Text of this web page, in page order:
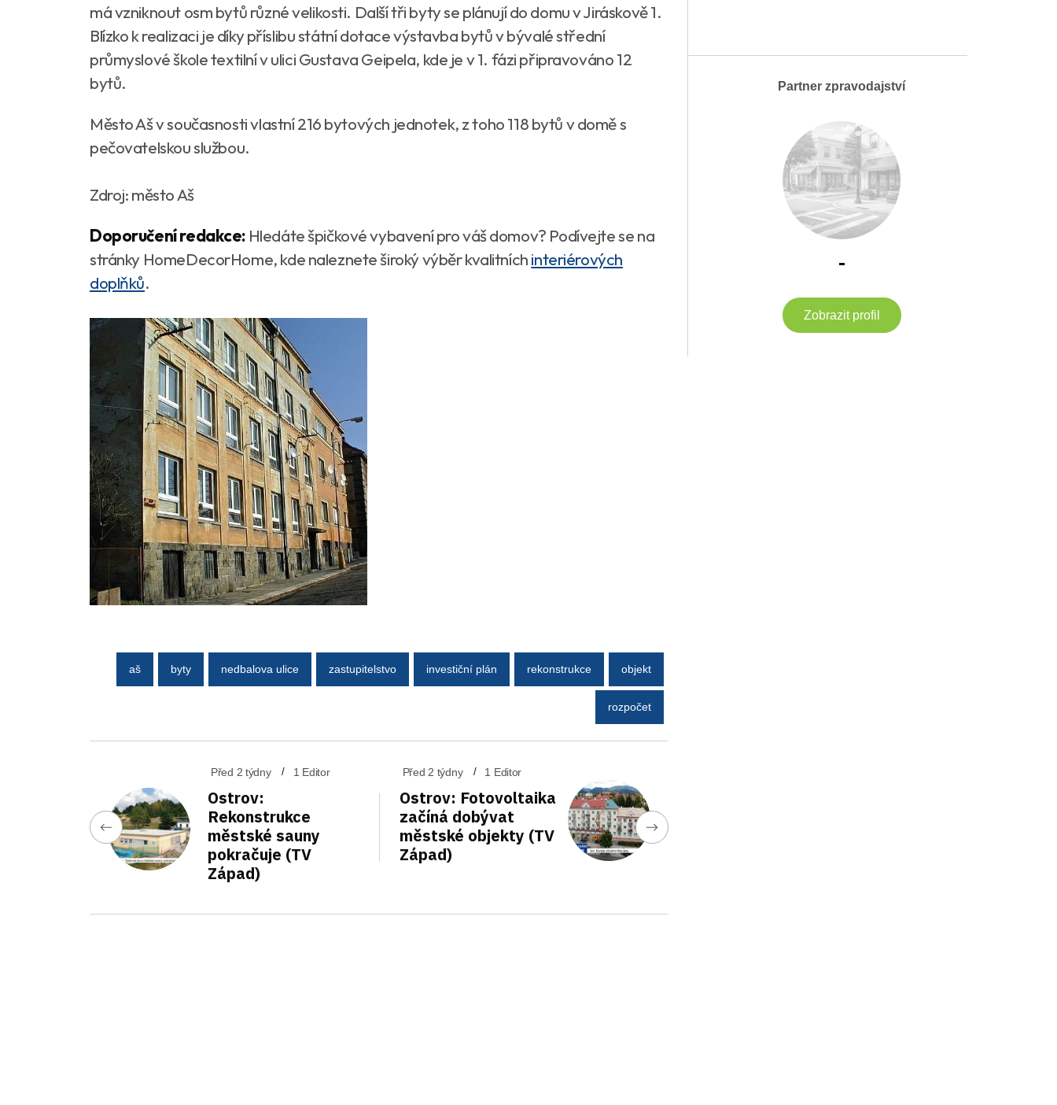
má vzniknout osm bytů různé velikosti. Další tři byty se plánují do domu v Jiráskově 1.
Blízko k realizaci je díky příslibu státní dotace výstavba bytů v bývalé střední
průmyslové škole textilní v ulici Gustava Geipela, kde je v 1. fázi připravováno 12
bytů.
Město Aš v současnosti vlastní 216 bytových jednotek, z toho 118 bytů v domě s
pečovatelskou službou.
Zdroj: město Aš
Doporučení redakce: Hledáte špičkové vybavení pro váš domov? Podívejte se na
stránky HomeDecorHome, kde naleznete široký výběr kvalitníchinteriérových
doplňků.
aš byty nedbalova ulice zastupitelstvo investiční plán rekonstrukce objekt
rozpočet
Před 2 týdny 1 Editor
Ostrov:
Rekonstrukce
městské sauny
pokračuje (TV
Západ)
Před 2 týdny 1 Editor
Ostrov: Fotovoltaika
začíná dobývat
městské objekty (TV
Západ)
Partner zpravodajství
-
Zobrazit profil